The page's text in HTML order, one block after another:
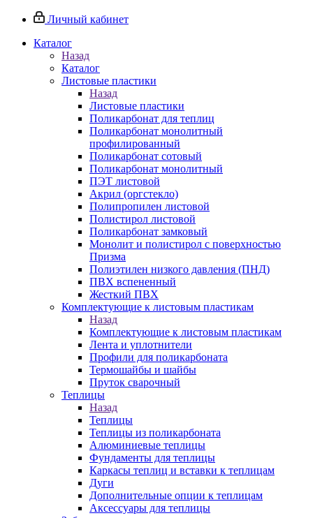
Личный кабинет
Каталог
Назад
Каталог
Листовые пластики
Назад
Листовые пластики
Поликарбонат для теплиц
Поликарбонат монолитный
профилированный
Поликарбонат сотовый
Поликарбонат монолитный
ПЭТ листовой
Акрил (оргстекло)
Полипропилен листовой
Полистирол листовой
Поликарбонат замковый
Монолит и полистирол с поверхностью
Призма
Полиэтилен низкого давления (ПНД)
ПВХ вспененный
Жесткий ПВХ
Комплектующие к листовым пластикам
Назад
Комплектующие к листовым пластикам
Лента и уплотнители
Профили для поликарбоната
Термошайбы и шайбы
Пруток сварочный
Теплицы
Назад
Теплицы
Теплицы из поликарбоната
Алюминиевые теплицы
Фундаменты для теплицы
Каркасы теплиц и вставки к теплицам
Дуги
Дополнительные опции к теплицам
Аксессуары для теплицы